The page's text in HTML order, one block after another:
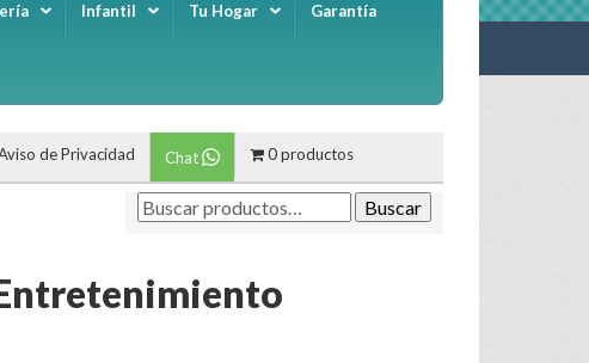
Infantil Tu Hogar Garantía
de Privacidad Chat 0 productos
Buscar